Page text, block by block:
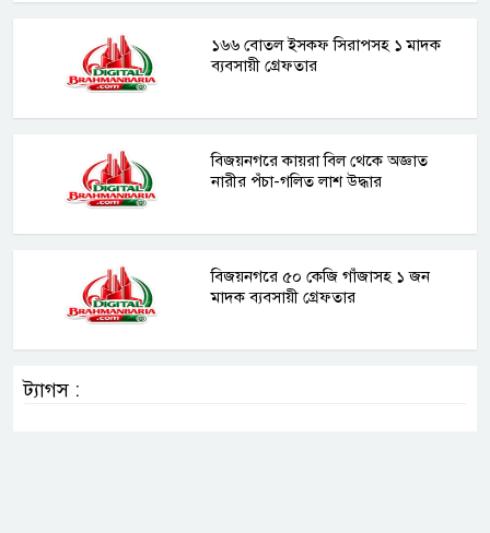
১৬৬ বোতল ইসকফ সিরাপসহ ১ মাদক
ব্যবসায়ী গ্রেফতার
বিজয়নগরে কায়রা বিল থেকে অজ্ঞাত
নারীর পঁচা-গলিত লাশ উদ্ধার
বিজয়নগরে ৫০ কেজি গাঁজাসহ ১ জন
মাদক ব্যবসায়ী গ্রেফতার
ট্যাগস :